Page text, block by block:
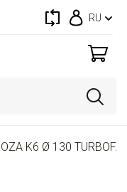
RU
K6 Ø 130